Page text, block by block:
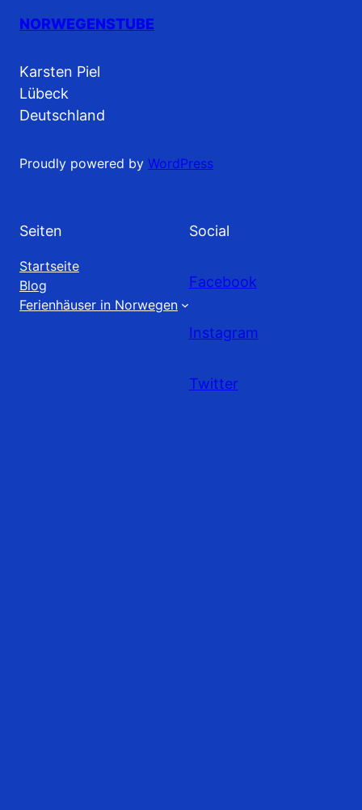
NORWEGENSTUBE
Karsten Piel
Lübeck
Deutschland
Proudly powered by WordPress
Seiten
Startseite
Blog
Ferienhäuser in Norwegen
Social
Facebook
Instagram
Twitter